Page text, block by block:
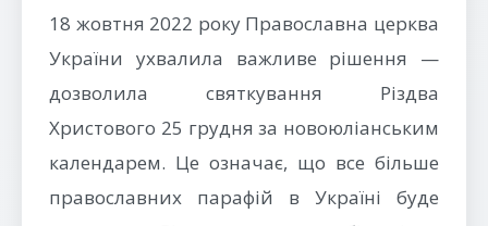
18 жовтня 2022 року Православна церква
України ухвалила важливе рішення —
дозволила святкування Різдва
Христового 25 грудня за новоюліанським
календарем. Це означає, що все більше
православних парафій в Україні буде